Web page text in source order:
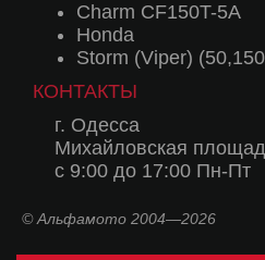
Charm CF150T-5A
Honda
Storm (Viper)
КОНТАКТЫ
г. Одесса
Михайловская
с 9:00 до 17:00 Пн-Пт
© Альфамото 2004—2026